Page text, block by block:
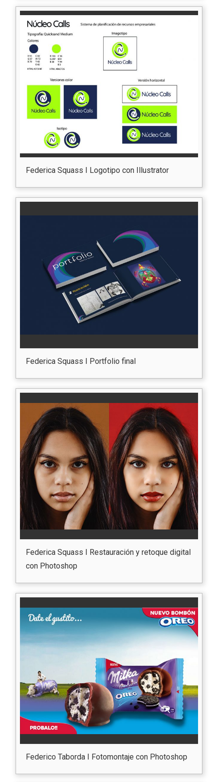
Federica Squass I Logotipo con Illustrator
Federica Squass I Portfolio final
Federica Squass I Restauración y retoque digital
con Photoshop
Federico Taborda I Fotomontaje con Photoshop